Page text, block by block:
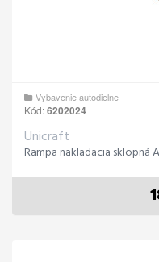
Vybavenie autodielne
Kód:6202024
Unicraft
Rampa nakladacia sklopná